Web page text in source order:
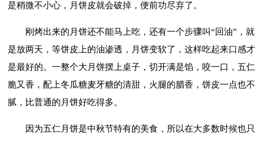
是稍微不小心，月饼皮就会破掉，便前功尽弃了。
刚烤出来的月饼还不能马上吃，还有一个步骤叫“回油”，就
是放两天，等饼皮上的油渗透，月饼变软了，这样吃起来口感才
是最好的。一整个大月饼摆上桌子，切开满是馅，咬一口，五仁
脆又香，配上冬瓜糖麦牙糖的清甜，火腿的腊香，饼皮一点也不
腻，比普通的月饼好吃得多。
因为五仁月饼是中秋节特有的美食，所以在大多数时候也只